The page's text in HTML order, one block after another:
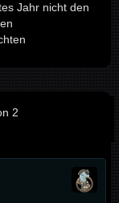
Jahr nicht den
2